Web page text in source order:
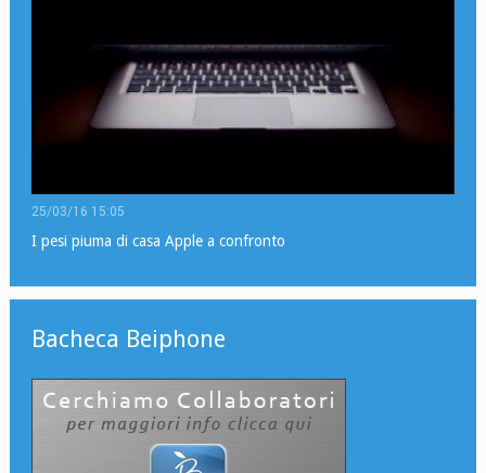
25/03/16 15:05
I pesi piuma di casa Apple a confronto
Bacheca Beiphone